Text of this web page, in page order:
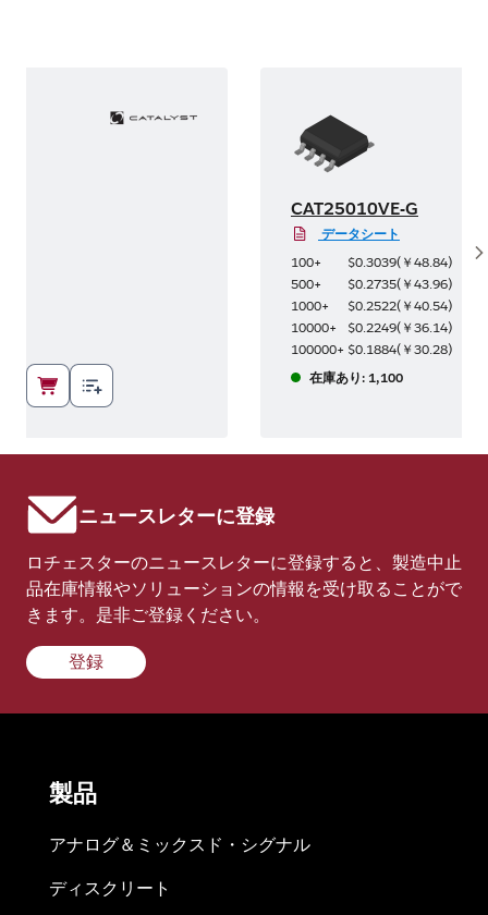
CAT25010VE-G
データシート
100+
$0.3039(￥48.84)
500+
$0.2735(￥43.96)
1000+
$0.2522(￥40.54)
10000+
$0.2249(￥36.14)
100000+ $0.1884(￥30.28)
在庫あり: 1,100
ニュースレターに登録
ロチェスターのニュースレターに登録すると、製造中止
品在庫情報やソリューションの情報を受け取ることがで
きます。是非ご登録ください。
登録
製品
アナログ＆ミックスド・シグナル
ディスクリート